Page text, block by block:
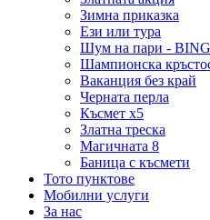
Зимна приказка
Ези или тура
Шум на пари -
Шампионска
Ваканция без край
Черната перла
Късмет х5
Златна треска
Магичната 8
Баница с късмети
Тото пунктове
Мобилни услуги
За нас